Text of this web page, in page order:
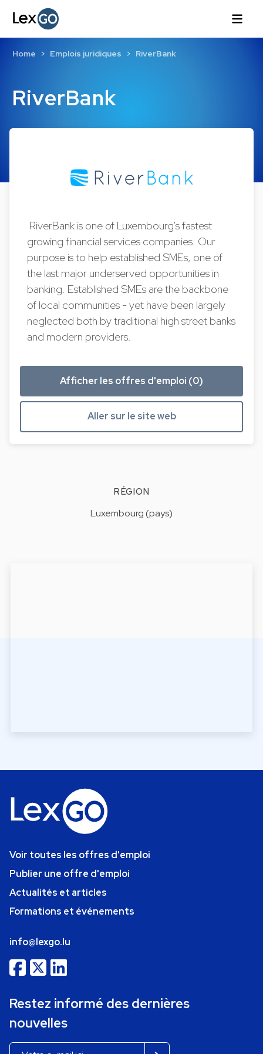
RiverBank
Home Emplois juridiques RiverBank
RiverBank is one of Luxembourg's fastest
growing financial services companies. Our
purpose is to help established SMEs, one of
the last major underserved opportunities in
banking. Established SMEs are the backbone
of local communities - yet have been largely
neglected both by traditional high street banks
and modern providers.
Afficher les offres d'emploi (0)
Aller sur le site web
RÉGION
Luxembourg (pays)
Voir toutes les offres d'emploi
Publier une offre d'emploi
Actualités et articles
Formations et événements
info@lexgo.lu
Restez informé des dernières
nouvelles